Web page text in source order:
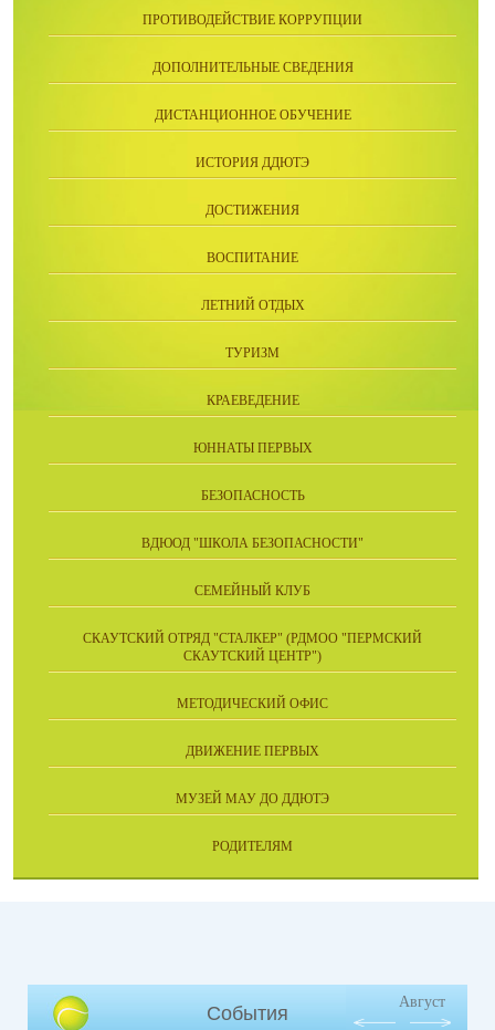
ПРОТИВОДЕЙСТВИЕ КОРРУПЦИИ
ДОПОЛНИТЕЛЬНЫЕ СВЕДЕНИЯ
ДИСТАНЦИОННОЕ ОБУЧЕНИЕ
ИСТОРИЯ ДДЮТЭ
ДОСТИЖЕНИЯ
ВОСПИТАНИЕ
ЛЕТНИЙ ОТДЫХ
ТУРИЗМ
КРАЕВЕДЕНИЕ
ЮННАТЫ ПЕРВЫХ
БЕЗОПАСНОСТЬ
ВДЮОД "ШКОЛА БЕЗОПАСНОСТИ"
СЕМЕЙНЫЙ КЛУБ
СКАУТСКИЙ ОТРЯД "СТАЛКЕР" (РДМОО "ПЕРМСКИЙ
СКАУТСКИЙ ЦЕНТР")
МЕТОДИЧЕСКИЙ ОФИС
ДВИЖЕНИЕ ПЕРВЫХ
МУЗЕЙ МАУ ДО ДДЮТЭ
РОДИТЕЛЯМ
События
Август